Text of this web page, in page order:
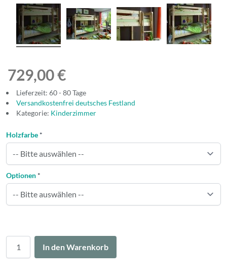
729,00 €
Lieferzeit: 60 - 80 Tage
Versandkostenfrei deutsches Festland
Kategorie: Kinderzimmer
In den Warenkorb
Holzfarbe *
Optionen *